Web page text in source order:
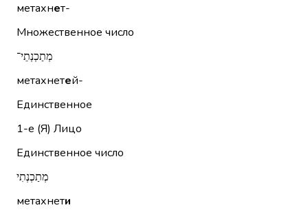
метахнет-
Множественное число
מְתַכְנְתֵי־
метахнетей-
Единственное
1-е (Я) Лицо
Единственное число
מְתַכְנְתִי
метахнети